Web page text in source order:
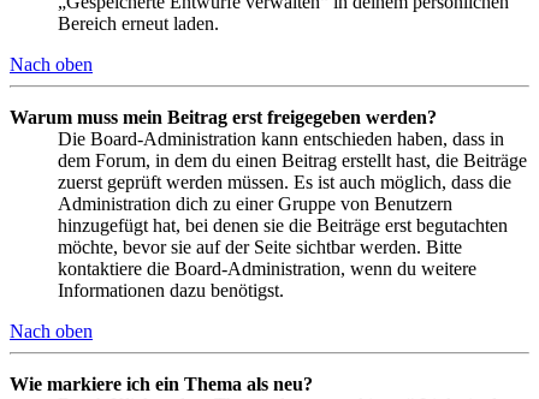
Bereich erneut laden.
Nach oben
Warum muss mein Beitrag erst freigegeben werden?
Die Board-Administration kann entschieden haben, dass in
dem Forum, in dem du einen Beitrag erstellt hast, die Beiträge
zuerst geprüft werden müssen. Es ist auch möglich, dass die
Administration dich zu einer Gruppe von Benutzern
hinzugefügt hat, bei denen sie die Beiträge erst begutachten
möchte, bevor sie auf der Seite sichtbar werden. Bitte
kontaktiere die Board-Administration, wenn du weitere
Informationen dazu benötigst.
Nach oben
Wie markiere ich ein Thema als neu?